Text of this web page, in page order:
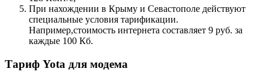
При нахождении в Крыму и Севастополе действуют
специальные условия тарификации.
Например,стоимость интернета составляет 9 руб. за
каждые 100 Кб.
Тариф Yota для модема